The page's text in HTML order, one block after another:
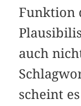
Funktion
auch
scheint